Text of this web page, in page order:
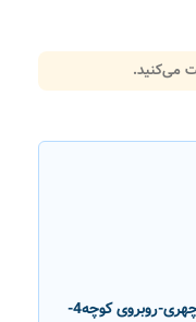
می‌کنید.
خیابان قاآنی شمالی-خیابان منوچهری-روبروی کوچه4-